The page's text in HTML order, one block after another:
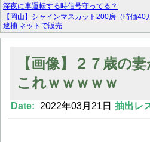
深夜に車運転する時信号守ってる？
【岡山】シャインマスカット200房（時価
逮捕 ネットで販売
マーベル帝国、まさかの反省！？『サンダ
【モー娘。石田亜佑美】ファーストテイク出
【画像あり】FacebookとかTwitterで拾ったエ
【画像】２７歳の
これｗｗｗｗｗ
Date: 2022年03月21日 抽出レ